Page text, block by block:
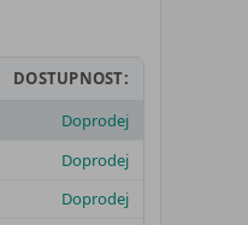
DOSTUPNOST:
Doprodej
Doprodej
Doprodej